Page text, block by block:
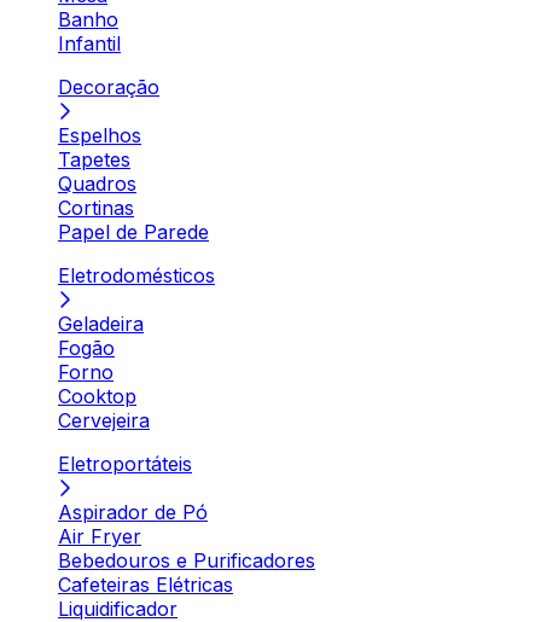
Banho
Infantil
Decoração
Espelhos
Tapetes
Quadros
Cortinas
Papel de Parede
Eletrodomésticos
Geladeira
Fogão
Forno
Cooktop
Cervejeira
Eletroportáteis
Aspirador de Pó
Air Fryer
Bebedouros e Purificadores
Cafeteiras Elétricas
Liquidificador